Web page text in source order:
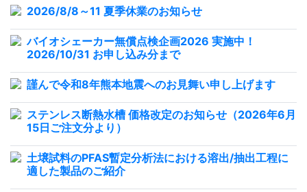
2026/8/8～11 夏季休業のお知らせ
バイオシェーカー無償点検企画2026 実施中！
2026/10/31 お申し込み分まで
謹んで令和8年熊本地震へのお見舞い申し上げます
ステンレス断熱水槽 価格改定のお知らせ（2026年6月
15日ご注文分より）
土壌試料のPFAS暫定分析法における溶出/抽出工程に
適した製品のご紹介